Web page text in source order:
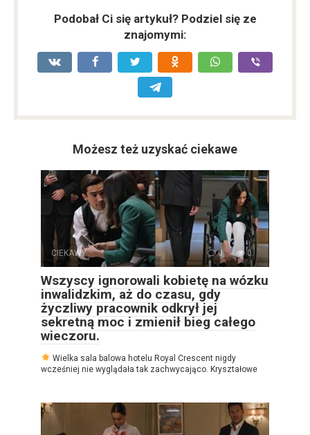
Podobał Ci się artykuł? Podziel się ze
znajomymi:
Możesz też uzyskać ciekawe
CIEKAWY 0 0
Wszyscy ignorowali kobietę na wózku
inwalidzkim, aż do czasu, gdy
życzliwy pracownik odkrył jej
sekretną moc i zmienił bieg całego
wieczoru.
Wielka sala balowa hotelu Royal Crescent nigdy
wcześniej nie wyglądała tak zachwycająco. Kryształowe